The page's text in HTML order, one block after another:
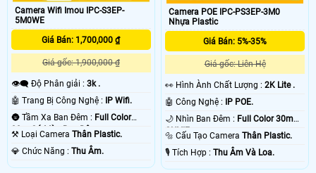
Camera Wifi Imou IPC-S3EP-
5M0WE
Giá Bán: 1,700,000 ₫
Giá gốc: 1,900,000 ₫
👁️‍🗨 Độ Phân giải : 3k .
🤖️ Trang Bị Công Nghệ :
IP Wifi.
🌚 Tầm Xa Ban Đêm : Full Color
30m Có Màu Ban Ðêm.
⚒ Loại Camera Thân Plastic.
️💎 Chức Năng : Thu Âm.
Camera POE IPC-PS3EP-3M0
Nhựa Plastic
Giá Bán: 5%-35%
Giá gốc: Liên Hệ
️👀 Hình Ành Chất Lượng :2K Lite .
🤖️ Công Nghệ : IP POE.
🌙 Nhìn Ban Đêm : Full Color 30m
ONVIF.
🔩 Cấu Tạo CameraThân Plastic.
️🎙 Tích Hợp :Thu Âm Và Loa.